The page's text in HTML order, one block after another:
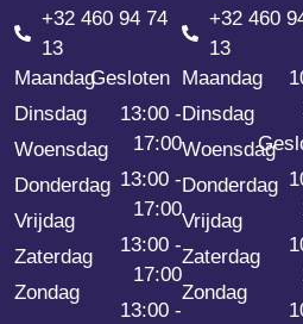
+32 460 94 74
13
Maandag
Dinsdag
Woensdag
Donderdag
Vrijdag
Zaterdag
Zondag
Gesloten
13:00 -
17:00
13:00 -
17:00
13:00 -
17:00
13:00 -
+32 460
13
Maandag
Dinsdag
Woensdag
Donderdag
Vrijdag
Zaterdag
Zondag